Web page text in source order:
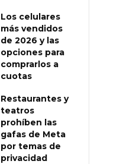
Los celulares
más vendidos
de 2026 y las
opciones para
comprarlos a
cuotas
Restaurantes y
teatros
prohíben las
gafas de Meta
por temas de
privacidad